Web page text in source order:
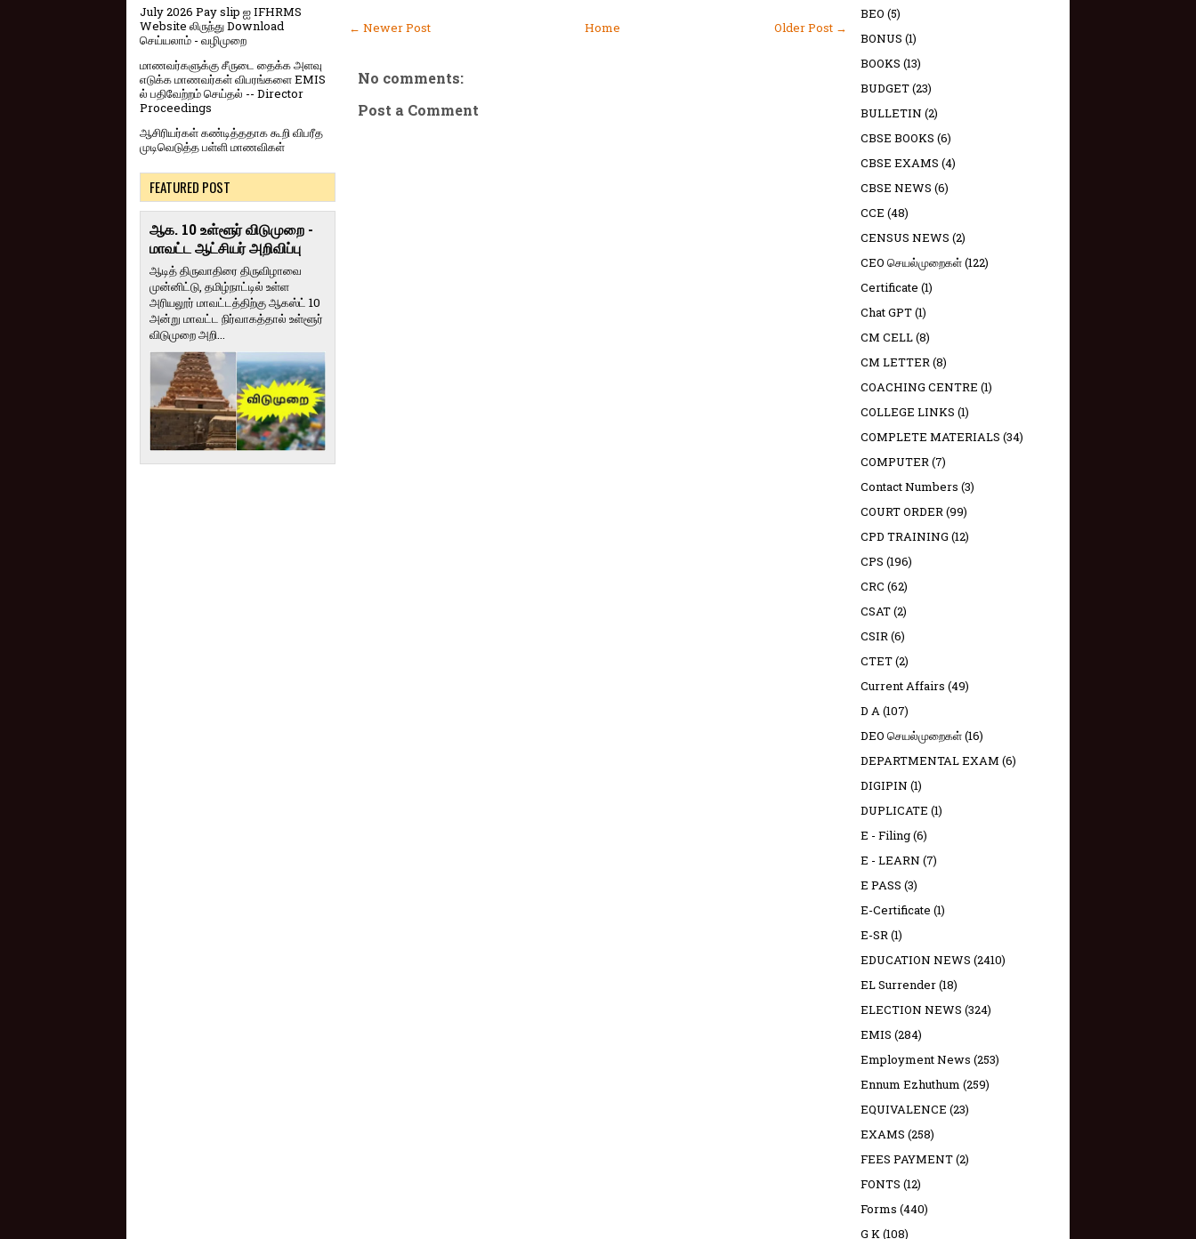
← Newer Post Older Post →
Home
No comments:
Post a Comment
July 2026 Pay slip ஐ IFHRMS
Website லிருந்து Download
செய்யலாம் - வழிமுறை
மாணவர்களுக்கு சீருடை தைக்க அளவு
எடுக்க மாணவர்கள் விபரங்களை EMIS
ல் பதிவேற்றம் செய்தல் -- Director
Proceedings
ஆசிரியர்கள் கண்டித்ததாக கூறி விபரீத
முடிவெடுத்த பள்ளி மாணவிகள்
FEATURED POST
ஆக. 10 உள்ளூர் விடுமுறை -
மாவட்ட ஆட்சியர் அறிவிப்பு
ஆடித் திருவாதிரை திருவிழாவை
முன்னிட்டு, தமிழ்நாட்டில் உள்ள
அரியலூர் மாவட்டத்திற்கு ஆகஸ்ட் 10
அன்று மாவட்ட நிர்வாகத்தால் உள்ளூர்
விடுமுறை அறி...
BEO (5)
BONUS (1)
BOOKS (13)
BUDGET(23)
BULLETIN (2)
CBSE BOOKS (6)
CBSE EXAMS (4)
CBSE NEWS (6)
CCE (48)
CENSUS NEWS (2)
CEO செயல்முறைகள்(122)
Certificate (1)
Chat GPT(1)
CM CELL(8)
CM LETTER(8)
COACHING CENTRE (1)
COLLEGE LINKS (1)
COMPLETE MATERIALS (34)
COMPUTER(7)
Contact Numbers (3)
COURT ORDER(99)
CPD TRAINING (12)
CPS (196)
CRC (62)
CSAT(2)
CSIR(6)
CTET(2)
Current Affairs (49)
D A(107)
DEO செயல்முறைகள்(16)
DEPARTMENTAL EXAM (6)
DIGIPIN (1)
DUPLICATE (1)
E - Filing(6)
E - LEARN (7)
E PASS (3)
E-Certificate (1)
E-SR(1)
EDUCATION NEWS (2410)
EL Surrender(18)
ELECTION NEWS (324)
EMIS (284)
Employment News (253)
Ennum Ezhuthum (259)
EQUIVALENCE (23)
EXAMS (258)
FEES PAYMENT(2)
FONTS (12)
Forms (440)
G K(108)